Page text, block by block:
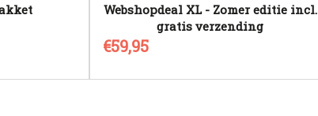
Webshopdeal XL - Zomer editie incl.
gratis verzending
€59,95